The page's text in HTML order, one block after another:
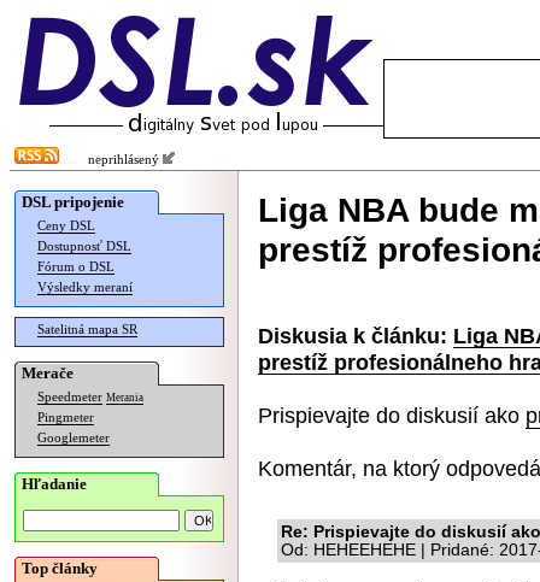
neprihlásený
DSL pripojenie
Ceny DSL
Dostupnosť DSL
Fórum o DSL
Výsledky meraní
Satelitná mapa SR
Merače
Speedmeter Merania
Pingmeter
Googlemeter
Hľadanie
Top články
Liga NBA bude
prestíž
Diskusia k článku: Liga
prestíž profesionálneho
Prispievajte do diskusií ako
Komentár, na ktorý
Re: Prispievajte do diskusií
Od: HEHEEHEHE | Pridané: